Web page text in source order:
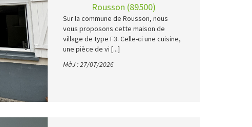
Rousson (89500)
Sur la commune de Rousson, nous
vous proposons cette maison de
village de type F3. Celle-ci une cuisine,
une pièce de vi [...]
MàJ : 27/07/2026